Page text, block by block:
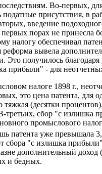
Во-первых,
присутствия, в
введение
порах не принесла
налогу обеспечивал
вывела
получилось
прибыли" - для
налоге 1898 г.,
это цена патента, для
(десятки
сбор "с излишка
промыслового
патента уже превышала
сбора "с излишка
дополнительный
и бедных.